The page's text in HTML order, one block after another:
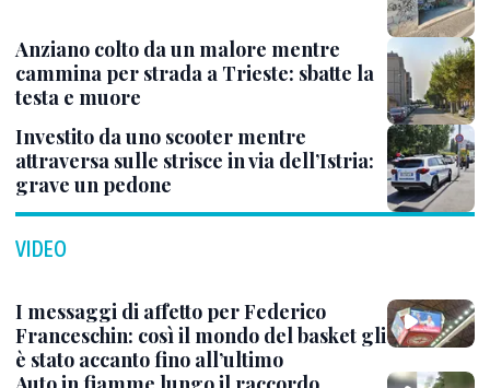
Anziano colto da un malore mentre
cammina per strada a Trieste: sbatte la
testa e muore
Investito da uno scooter mentre
attraversa sulle strisce in via dell’Istria:
grave un pedone
VIDEO
I messaggi di affetto per Federico
Franceschin: così il mondo del basket gli
è stato accanto fino all’ultimo